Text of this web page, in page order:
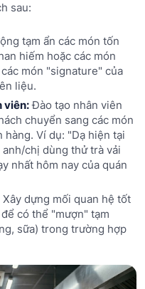
sau:
tạm ẩn các món tốn
hiếm hoặc các món
món "signature" của
liệu.
viên:Đào tạo nhân viên
chuyển sang các món
Ví dụ: "Dạ hiện tại
chị dùng thử trà vải
nhất hôm nay của quán
Xây dựng mối quan hệ tốt
có thể "mượn" tạm
sữa) trong trường hợp